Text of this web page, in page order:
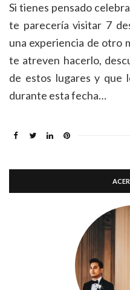
Si tienes pensado
te parecería visitar 7
una experiencia de otro
te atreven hacerlo,
de estos lugares y que
durante esta fecha…